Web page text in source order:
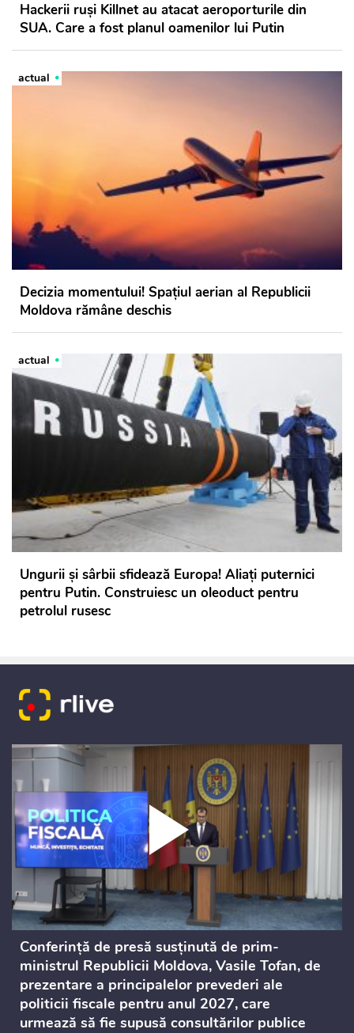
Hackerii ruși Killnet au atacat aeroporturile din
SUA. Care a fost planul oamenilor lui Putin
actual
Decizia momentului! Spațiul aerian al Republicii
Moldova rămâne deschis
actual
Ungurii și sârbii sfidează Europa! Aliați puternici
pentru Putin. Construiesc un oleoduct pentru
petrolul rusesc
Conferință de presă susținută de prim-
ministrul Republicii Moldova, Vasile Tofan, de
prezentare a principalelor prevederi ale
politicii fiscale pentru anul 2027, care
urmează să fie supusă consultărilor publice